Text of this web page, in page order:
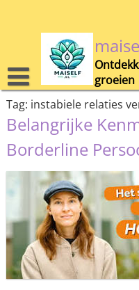
groeien
Tag: instabiele relaties
Belangrijke
Borderline